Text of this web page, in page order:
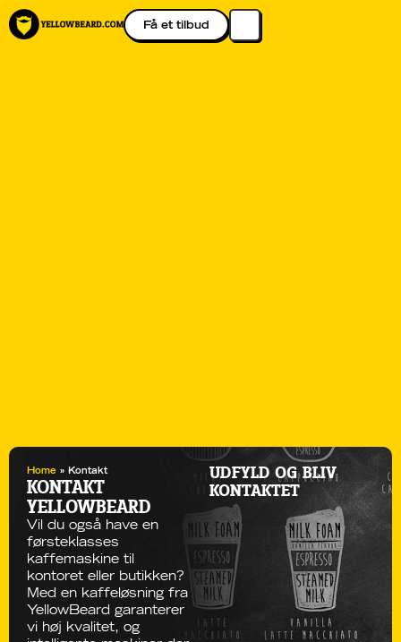
Få et tilbud
Home » Kontakt
KONTAKT
YELLOWBEARD
Vil du også have en
førsteklasses
kaffemaskine til
kontoret eller butikken?
Med en kaffeløsning fra
YellowBeard garanterer
vi høj kvalitet, og
UDFYLD OG BLIV
KONTAKTET